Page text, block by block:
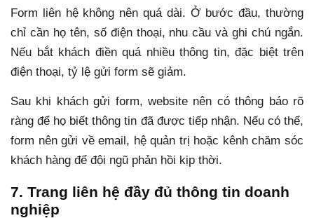
Form liên hệ không nên quá dài. Ở bước đầu, thường
chỉ cần họ tên, số điện thoại, nhu cầu và ghi chú ngắn.
Nếu bắt khách điền quá nhiều thông tin, đặc biệt trên
điện thoại, tỷ lệ gửi form sẽ giảm.
Sau khi khách gửi form, website nên có thông báo rõ
ràng để họ biết thông tin đã được tiếp nhận. Nếu có thể,
form nên gửi về email, hệ quản trị hoặc kênh chăm sóc
khách hàng để đội ngũ phản hồi kịp thời.
7. Trang liên hệ đầy đủ thông tin doanh
nghiệp